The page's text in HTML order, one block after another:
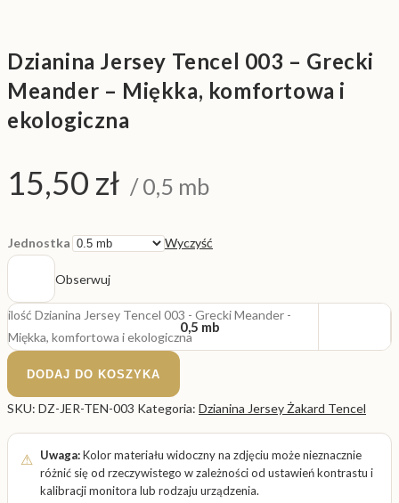
Dzianina Jersey Tencel 003 – Grecki
Meander – Miękka, komfortowa i
ekologiczna
15,50 zł / 0,5 mb
Jednostka Wyczyść
Obserwuj
ilość Dzianina Jersey Tencel 003 - Grecki Meander -
Miękka, komfortowa i ekologiczna
0,5 mb
DODAJ DO KOSZYKA
SKU: DZ-JER-TEN-003 Kategoria: Dzianina Jersey Żakard Tencel
Uwaga:Kolor materiału widoczny na zdjęciu może nieznacznie
różnić się od rzeczywistego w zależności od ustawień kontrastu i
kalibracji monitora lub rodzaju urządzenia.